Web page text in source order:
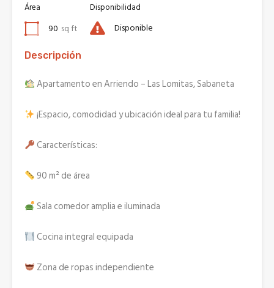
Área
90 sq ft
Disponibilidad
Disponible
Descripción
Apartamento en Arriendo – Las Lomitas, Sabaneta
¡Espacio, comodidad y ubicación ideal para tu familia!
Características:
90 m² de área
Sala comedor amplia e iluminada
Cocina integral equipada
Zona de ropas independiente